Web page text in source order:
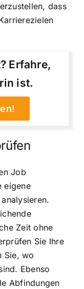
dass
Erfahre,
ist.
Job
eigene
Zeit ohne
Sie Ihre
Sie, wo
Ebenso
Abfindungen